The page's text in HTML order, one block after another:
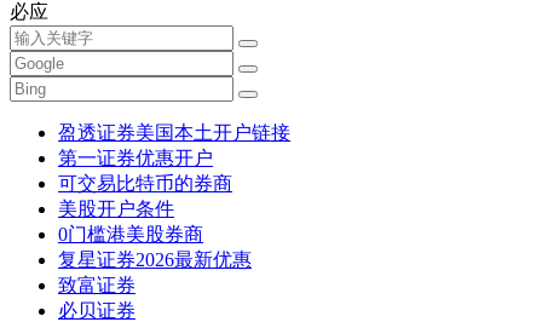
必应
盈透证券美国本土开户链接
第一证券优惠开户
可交易比特币的券商
美股开户条件
0门槛港美股券商
复星证券2026最新优惠
致富证券
必贝证券